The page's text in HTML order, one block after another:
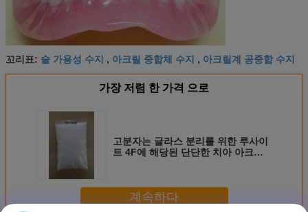
꼬리표: 술 가용성 수지 , 아크릴 중합체 수지 , 아크릴계 공중합 수지
가장 저렴 한 가격 으로
고분자는 글라스 분리를 위한 루사이
트 4F에 해당된 단단한 치아 아크릴
계속하다